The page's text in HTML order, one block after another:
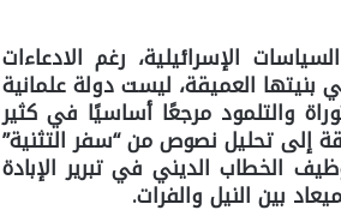
الإسرائيلية، رغم الادعاءات
بنيتها العميقة، ليست دولة علمانية
والتلمود مرجعًا أساسيًا في كثير
إلى تحليل نصوص من “سفر التثنية”
الخطاب الديني في تبرير الإبادة
بين النيل والفرات.